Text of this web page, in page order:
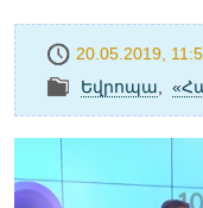
20.05.2019,
Եվրոպա